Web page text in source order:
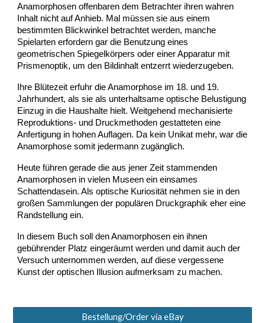
Anamorphosen offenbaren dem Betrachter ihren wahren
Inhalt nicht auf Anhieb. Mal müssen sie aus einem
bestimmten Blickwinkel betrachtet werden, manche
Spielarten erfordern gar die Benutzung eines
geometrischen Spiegelkörpers oder einer Apparatur mit
Prismenoptik, um den Bildinhalt entzerrt wiederzugeben.
Ihre Blütezeit erfuhr die Anamorphose im 18. und 19.
Jahrhundert, als sie als unterhaltsame optische Belustigung
Einzug in die Haushalte hielt. Weitgehend mechanisierte
Reproduktions- und Druckmethoden gestatteten eine
Anfertigung in hohen Auflagen. Da kein Unikat mehr, war die
Anamorphose somit jedermann zugänglich.
Heute führen gerade die aus jener Zeit stammenden
Anamorphosen in vielen Museen ein einsames
Schattendasein. Als optische Kuriosität nehmen sie in den
großen Sammlungen der populären Druckgraphik eher eine
Randstellung ein.
In diesem Buch soll den Anamorphosen ein ihnen
gebührender Platz eingeräumt werden und damit auch der
Versuch unternommen werden, auf diese vergessene
Kunst der optischen Illusion aufmerksam zu machen.
Bestellung/Order via eBay